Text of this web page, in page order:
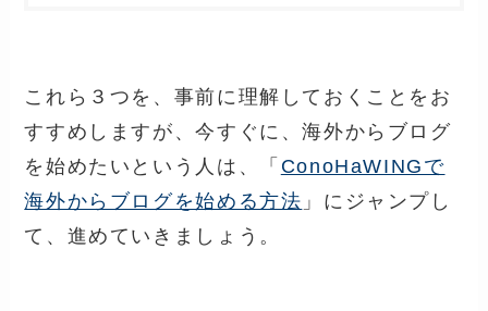
これら３つを、事前に理解しておくことをお
すすめしますが、今すぐに、海外からブログ
を始めたいという人は、「 ConoHaWINGで
海外からブログを始める方法 」にジャンプし
て、進めていきましょう。